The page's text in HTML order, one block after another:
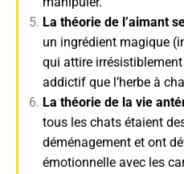
La théorie de l’aimant
un ingrédient magique
qui attire
addictif que l’herbe à
La théorie de la vie
tous les chats étaient
déménagement et ont
émotionnelle avec les